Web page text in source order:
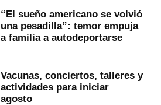
“El sueño americano se volvió
una pesadilla”: temor empuja
a familia a autodeportarse
Vacunas, conciertos, talleres y
actividades para iniciar
agosto